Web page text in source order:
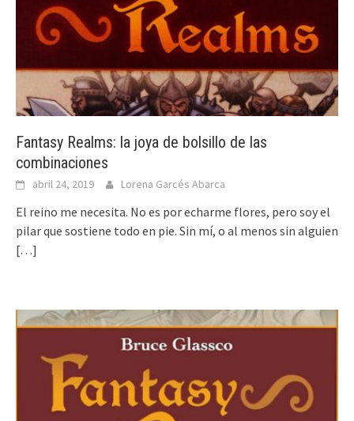
Fantasy Realms: la joya de bolsillo de las
combinaciones
abril 24, 2019 Lorena Garcés Abarca
El reino me necesita. No es por echarme flores, pero soy el
pilar que sostiene todo en pie. Sin mí, o al menos sin alguien
[…]